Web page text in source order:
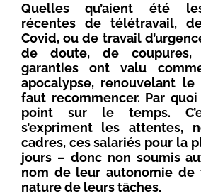
Quelles qu’aient été
récentes de télétravail,
Covid, ou de travail
de doute, de
garanties ont valu
apocalypse, renouvelant le
faut recommencer. Par
point sur le temps.
s’expriment les attentes,
cadres, ces salariés pour la
jours – donc non soumis
nom de leur autonomie
nature de leurs tâches.